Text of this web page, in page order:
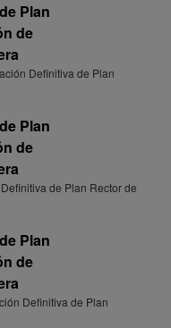
Plan
de
Definitiva de Plan
Plan
de
de Plan Rector de
Plan
de
Definitiva de Plan